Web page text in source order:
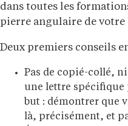
dans toutes les
pierre angulaire de votre
Deux premiers conseils
Pas de copié-collé,
une lettre spécifique
but : démontrer que
là, précisément, et